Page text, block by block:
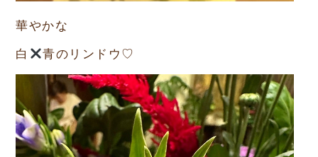
華やかな
白
青のリンドウ♡